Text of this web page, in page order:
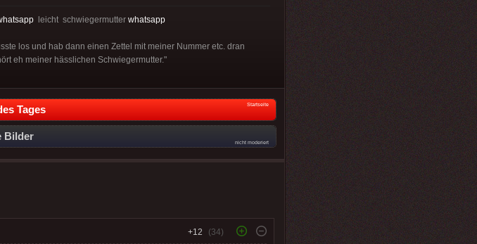
leicht schwiegermutter whatsapp
los und hab dann einen Zettel mit meiner Nummer etc. dran
eh meiner hässlichen Schwiegermutter."
Tages Startseite
Bilder
nicht moderiert
+12 (34)